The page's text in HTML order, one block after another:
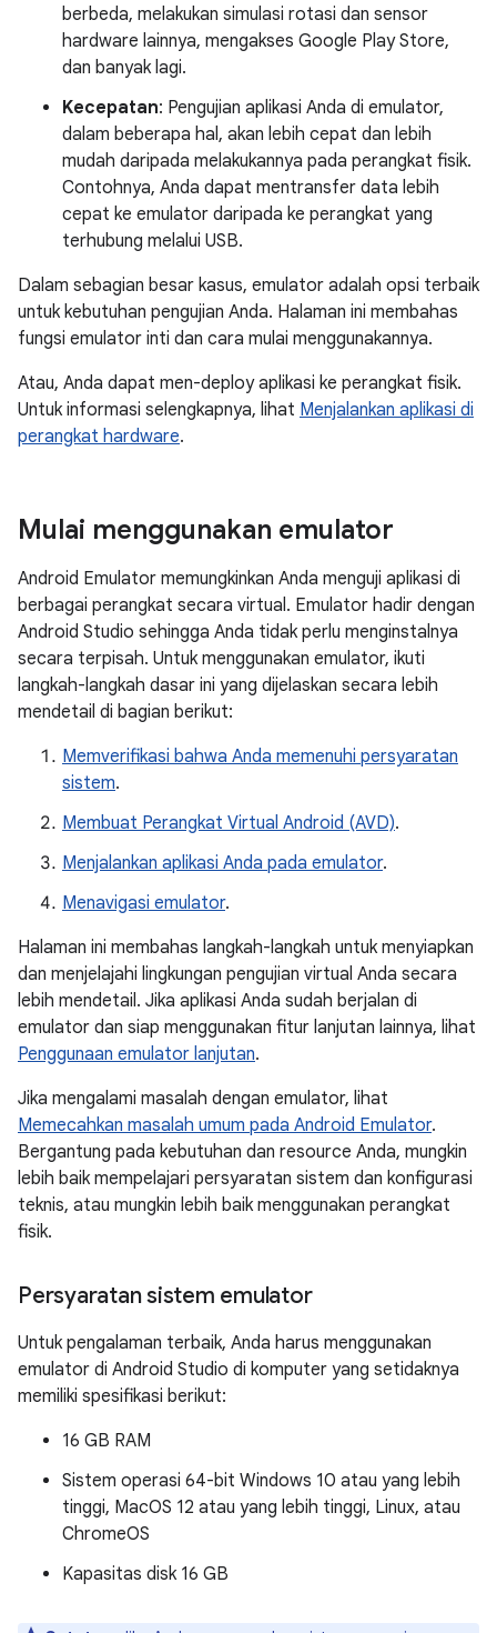
berbeda, melakukan simulasi rotasi dan sensor
hardware lainnya, mengakses Google Play Store,
dan banyak lagi.
Kecepatan: Pengujian aplikasi Anda di emulator,
dalam beberapa hal, akan lebih cepat dan lebih
mudah daripada melakukannya pada perangkat fisik.
Contohnya, Anda dapat mentransfer data lebih
cepat ke emulator daripada ke perangkat yang
terhubung melalui USB.
Dalam sebagian besar kasus, emulator adalah opsi terbaik
untuk kebutuhan pengujian Anda. Halaman ini membahas
fungsi emulator inti dan cara mulai menggunakannya.
Atau, Anda dapat men-deploy aplikasi ke perangkat fisik.
Untuk informasi selengkapnya, lihat Menjalankan aplikasi di
perangkat hardware.
Mulai menggunakan emulator
Android Emulator memungkinkan Anda menguji aplikasi di
berbagai perangkat secara virtual. Emulator hadir dengan
Android Studio sehingga Anda tidak perlu menginstalnya
secara terpisah. Untuk menggunakan emulator, ikuti
langkah-langkah dasar ini yang dijelaskan secara lebih
mendetail di bagian berikut:
Memverifikasi bahwa Anda memenuhi persyaratan
sistem.
Membuat Perangkat Virtual Android (AVD).
Menjalankan aplikasi Anda pada emulator.
Menavigasi emulator.
Halaman ini membahas langkah-langkah untuk menyiapkan
dan menjelajahi lingkungan pengujian virtual Anda secara
lebih mendetail. Jika aplikasi Anda sudah berjalan di
emulator dan siap menggunakan fitur lanjutan lainnya, lihat
Penggunaan emulator lanjutan.
Jika mengalami masalah dengan emulator, lihat
Memecahkan masalah umum pada Android Emulator.
Bergantung pada kebutuhan dan resource Anda, mungkin
lebih baik mempelajari persyaratan sistem dan konfigurasi
teknis, atau mungkin lebih baik menggunakan perangkat
fisik.
Persyaratan sistem emulator
Untuk pengalaman terbaik, Anda harus menggunakan
emulator di Android Studio di komputer yang setidaknya
memiliki spesifikasi berikut:
16 GB RAM
Sistem operasi 64-bit Windows 10 atau yang lebih
tinggi, MacOS 12 atau yang lebih tinggi, Linux, atau
ChromeOS
Kapasitas disk 16 GB